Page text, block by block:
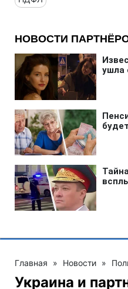
Главная » Новости »
Украина и